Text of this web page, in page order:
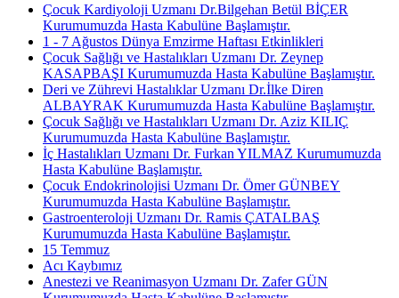
Çocuk Kardiyoloji Uzmanı Dr.Bilgehan Betül BİÇER
Kurumumuzda Hasta Kabulüne Başlamıştır.
1 - 7 Ağustos Dünya Emzirme Haftası Etkinlikleri
Çocuk Sağlığı ve Hastalıkları Uzmanı Dr. Zeynep
KASAPBAŞI Kurumumuzda Hasta Kabulüne Başlamıştır.
Deri ve Zührevi Hastalıklar Uzmanı Dr.İlke Diren
ALBAYRAK Kurumumuzda Hasta Kabulüne Başlamıştır.
Çocuk Sağlığı ve Hastalıkları Uzmanı Dr. Aziz KILIÇ
Kurumumuzda Hasta Kabulüne Başlamıştır.
İç Hastalıkları Uzmanı Dr. Furkan YILMAZ Kurumumuzda
Hasta Kabulüne Başlamıştır.
Çocuk Endokrinolojisi Uzmanı Dr. Ömer GÜNBEY
Kurumumuzda Hasta Kabulüne Başlamıştır.
Gastroenteroloji Uzmanı Dr. Ramis ÇATALBAŞ
Kurumumuzda Hasta Kabulüne Başlamıştır.
15 Temmuz
Acı Kaybımız
Anestezi ve Reanimasyon Uzmanı Dr. Zafer GÜN